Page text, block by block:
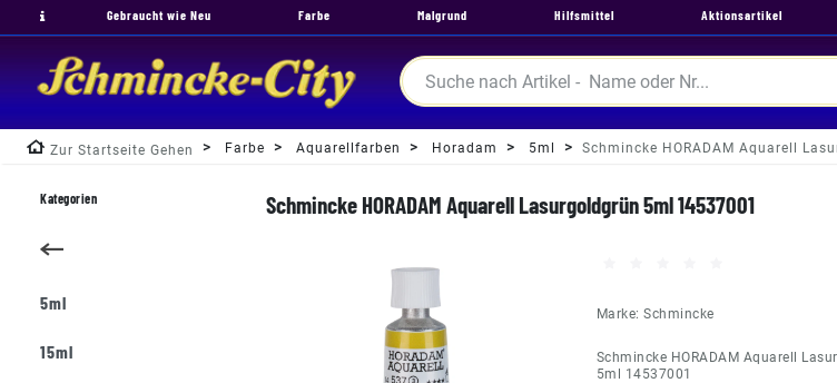
Gebraucht wie Neu Farbe Malgrund Hilfsmittel Aktionsartikel
Zur Startseite Gehen Farbe Aquarellfarben Horadam 5ml Schmincke HORADAM Aquarell
Schmincke HORADAM Aquarell Lasurgoldgrün 5ml 14537001
Marke:Schmincke
Schmincke HORADAM Aquarell
5ml 14537001
Kategorien
5ml
15ml